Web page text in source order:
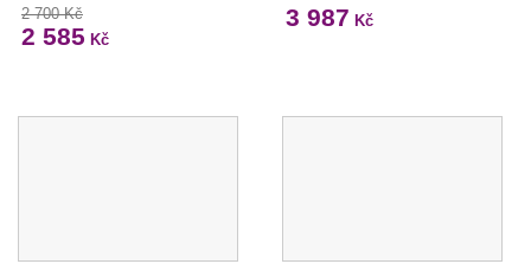
2 700 Kč
2 585 Kč
3 987 Kč